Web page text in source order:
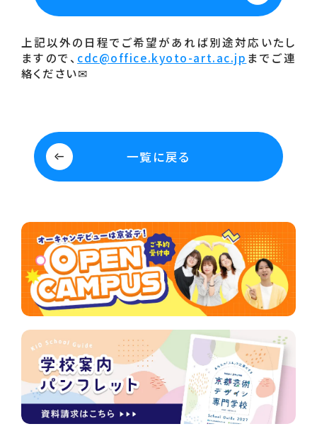
上記以外の日程でご希望があれば別途対応いたし
ますので、 cdc@office.kyoto-art.ac.jp までご連
絡ください✉
一覧に戻る